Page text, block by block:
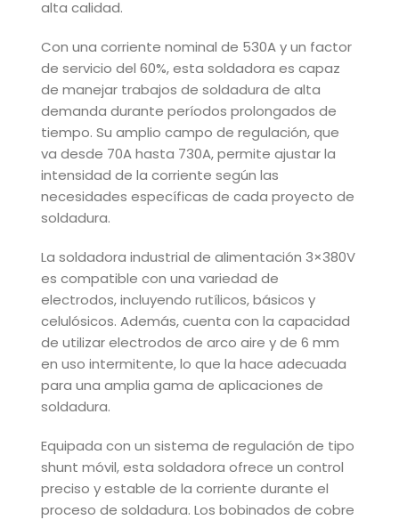
alta calidad.
Con una corriente nominal de 530A y un factor
de servicio del 60%, esta soldadora es capaz
de manejar trabajos de soldadura de alta
demanda durante períodos prolongados de
tiempo. Su amplio campo de regulación, que
va desde 70A hasta 730A, permite ajustar la
intensidad de la corriente según las
necesidades específicas de cada proyecto de
soldadura.
La soldadora industrial de alimentación 3×380V
es compatible con una variedad de
electrodos, incluyendo rutílicos, básicos y
celulósicos. Además, cuenta con la capacidad
de utilizar electrodos de arco aire y de 6 mm
en uso intermitente, lo que la hace adecuada
para una amplia gama de aplicaciones de
soldadura.
Equipada con un sistema de regulación de tipo
shunt móvil, esta soldadora ofrece un control
preciso y estable de la corriente durante el
proceso de soldadura. Los bobinados de cobre